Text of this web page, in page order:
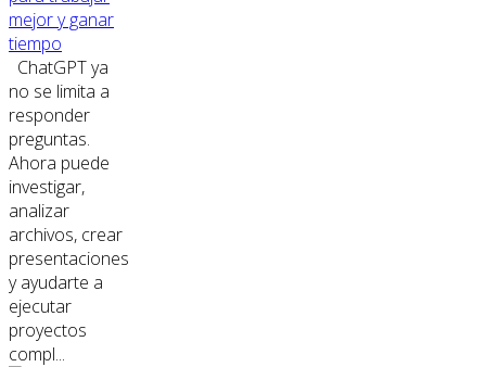
mejor y ganar
tiempo
ChatGPT ya
no se limita a
responder
preguntas.
Ahora puede
investigar,
analizar
archivos, crear
presentaciones
y ayudarte a
ejecutar
proyectos
compl...